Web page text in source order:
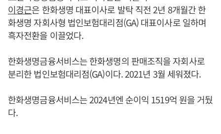
이경근은 한화생명 대표이사로 발탁 직전 2년 8개월간 한
화생명 자회사형 법인보험대리점(GA) 대표이사로 일하며
흑자전환을 이끌었다.
한화생명금융서비스는 한화생명의 판매조직을 자회사로
분리한 법인보험대리점(GA)이다. 2021년 3월 세워졌다.
한화생명금융서비스는 2024년엔 순이익 1519억 원을 거뒀
다.